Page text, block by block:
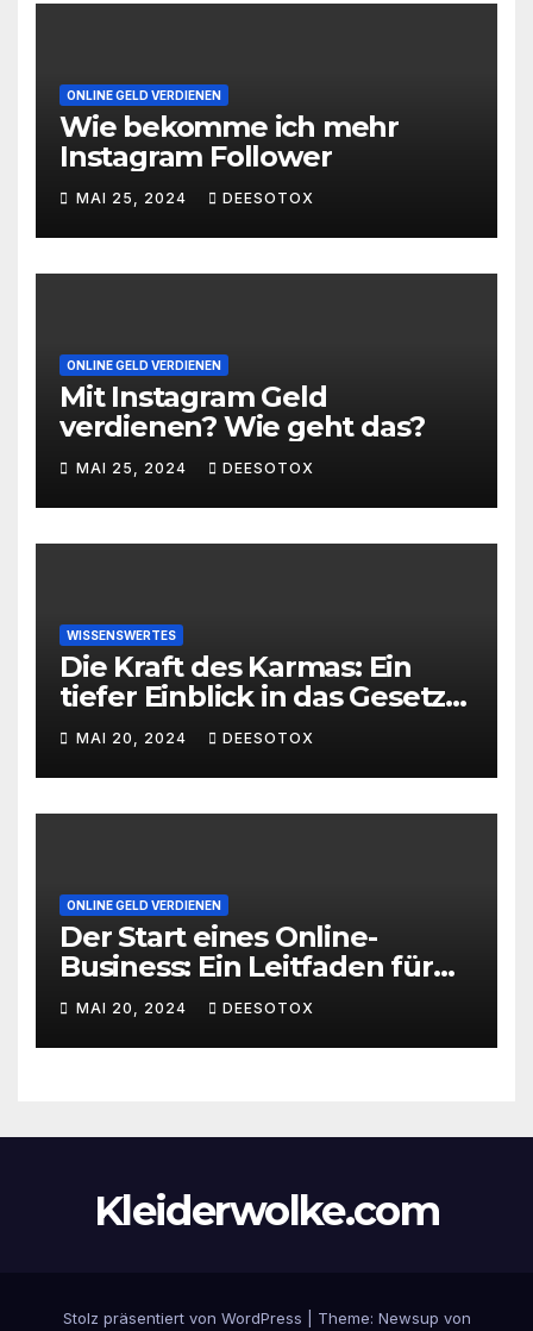
ONLINE GELD VERDIENEN
Wie bekomme ich mehr
Instagram Follower
MAI 25, 2024 DEESOTOX
ONLINE GELD VERDIENEN
Mit Instagram Geld
verdienen? Wie geht das?
MAI 25, 2024 DEESOTOX
WISSENSWERTES
Die Kraft des Karmas: Ein
tiefer Einblick in das Gesetz
von Ursache und Wirkung
MAI 20, 2024 DEESOTOX
ONLINE GELD VERDIENEN
Der Start eines Online-
Business: Ein Leitfaden für
den erfolgreichen Einstieg
MAI 20, 2024 DEESOTOX
Kleiderwolke.com
Stolz präsentiert von WordPress Theme: Newsup von